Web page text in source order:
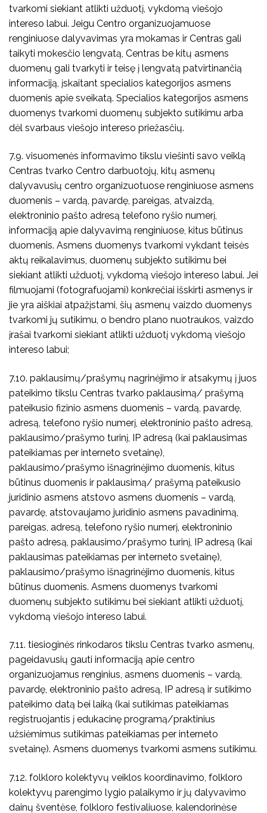
tvarkomi siekiant atlikti užduotį, vykdomą viešojo
intereso labui. Jeigu Centro organizuojamuose
renginiuose dalyvavimas yra mokamas ir Centras gali
taikyti mokesčio lengvatą, Centras be kitų asmens
duomenų gali tvarkyti ir teisę į lengvatą patvirtinančią
informaciją, įskaitant specialios kategorijos asmens
duomenis apie sveikatą. Specialios kategorijos asmens
duomenys tvarkomi duomenų subjekto sutikimu arba
dėl svarbaus viešojo intereso priežasčių.
7.9. visuomenės informavimo tikslu viešinti savo veiklą
Centras tvarko Centro darbuotojų, kitų asmenų
dalyvavusių centro organizuotuose renginiuose asmens
duomenis – vardą, pavardę, pareigas, atvaizdą,
elektroninio pašto adresą telefono ryšio numerį,
informaciją apie dalyvavimą renginiuose, kitus būtinus
duomenis. Asmens duomenys tvarkomi vykdant teisės
aktų reikalavimus, duomenų subjekto sutikimu bei
siekiant atlikti užduotį, vykdomą viešojo intereso labui. Jei
filmuojami (fotografuojami) konkrečiai išskirti asmenys ir
jie yra aiškiai atpažįstami, šių asmenų vaizdo duomenys
tvarkomi jų sutikimu, o bendro plano nuotraukos, vaizdo
įrašai tvarkomi siekiant atlikti užduotį vykdomą viešojo
intereso labui;
7.10. paklausimų/prašymų nagrinėjimo ir atsakymų į juos
pateikimo tikslu Centras tvarko paklausimą/ prašymą
pateikusio fizinio asmens duomenis – vardą, pavardę,
adresą, telefono ryšio numerį, elektroninio pašto adresą,
paklausimo/prašymo turinį, IP adresą (kai paklausimas
pateikiamas per interneto svetainę),
paklausimo/prašymo išnagrinėjimo duomenis, kitus
būtinus duomenis ir paklausimą/ prašymą pateikusio
juridinio asmens atstovo asmens duomenis – vardą,
pavardę, atstovaujamo juridinio asmens pavadinimą,
pareigas, adresą, telefono ryšio numerį, elektroninio
pašto adresą, paklausimo/prašymo turinį, IP adresą (kai
paklausimas pateikiamas per interneto svetainę),
paklausimo/prašymo išnagrinėjimo duomenis, kitus
būtinus duomenis. Asmens duomenys tvarkomi
duomenų subjekto sutikimu bei siekiant atlikti užduotį,
vykdomą viešojo intereso labui.
7.11. tiesioginės rinkodaros tikslu Centras tvarko asmenų,
pageidavusių gauti informaciją apie centro
organizuojamus renginius, asmens duomenis – vardą,
pavardę, elektroninio pašto adresą, IP adresą ir sutikimo
pateikimo datą bei laiką (kai sutikimas pateikiamas
registruojantis į edukacinę programą/praktinius
užsiėmimus sutikimas pateikiamas per interneto
svetainę). Asmens duomenys tvarkomi asmens sutikimu.
7.12. folkloro kolektyvų veiklos koordinavimo, folkloro
kolektyvų parengimo lygio palaikymo ir jų dalyvavimo
dainų šventėse, folkloro festivaliuose, kalendorinėse